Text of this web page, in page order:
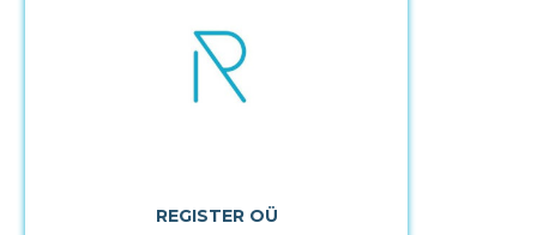
REGISTER OÜ